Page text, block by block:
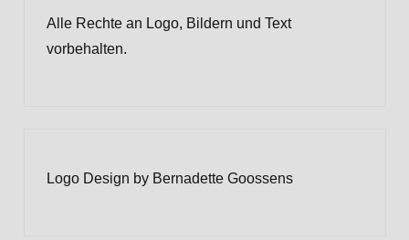
Alle Rechte an Logo, Bildern und Text
vorbehalten.
Logo Design by Bernadette Goossens